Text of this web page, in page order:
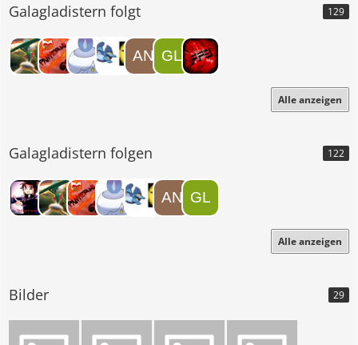
v=QWWauqw30mA
ghsa.ösghlöswrfiode6z4r5jm
Schreib deinen Namen mit geschlossenen
Augen:galahla6pszeuh
Schreib deinen Namen mit deiner Nase: Galagladistern
Schlag deinen Kopf auf die Tastatur:zh
Galagladistern folgt 129
Alle anzeigen
Galagladistern folgen 122
Alle anzeigen
Bilder 29